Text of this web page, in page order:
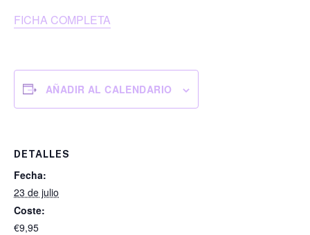
FICHA COMPLETA
AÑADIR AL CALENDARIO
DETALLES
Fecha:
23 de julio
Coste:
€9,95